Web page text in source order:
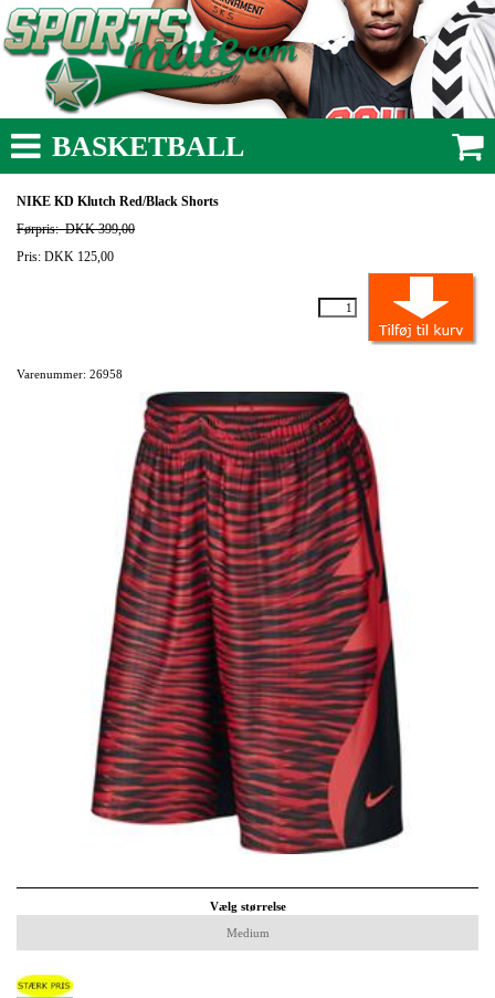
BASKETBALL
NIKE KD Klutch Red/Black Shorts
Førpris:DKK 399,00
Pris: DKK 125,00
Varenummer: 26958
Vælg størrelse
Medium